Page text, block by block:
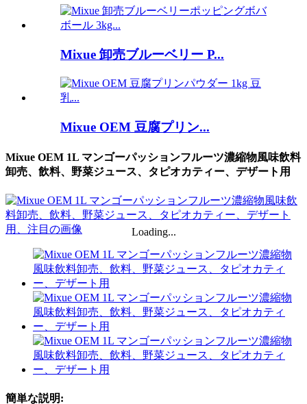
Mixue 卸売ブルーベリー P...
Mixue OEM 豆腐プリン...
Mixue OEM 1L マンゴーパッションフルーツ濃縮物風味飲料
卸売、飲料、野菜ジュース、タピオカティー、デザート用
Loading...
簡単な説明: